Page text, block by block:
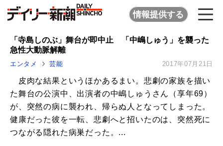
情報提供する
「寺島しのぶ」舞台が即中止 「中嶋しゅう」を襲った
急性大動脈解離
エンタメ 芸能 2017年07月21日
皮肉な結果というほかあるまい。悲劇の家族を描い
た舞台の公演中、出演者の中嶋しゅうさん（享年69）
が、突然の病に襲われ、帰らぬ人となってしまった。
健康だった彼を一転、悲劇へと招いたのは、突然死に
つながる隠れた病巣だった。...